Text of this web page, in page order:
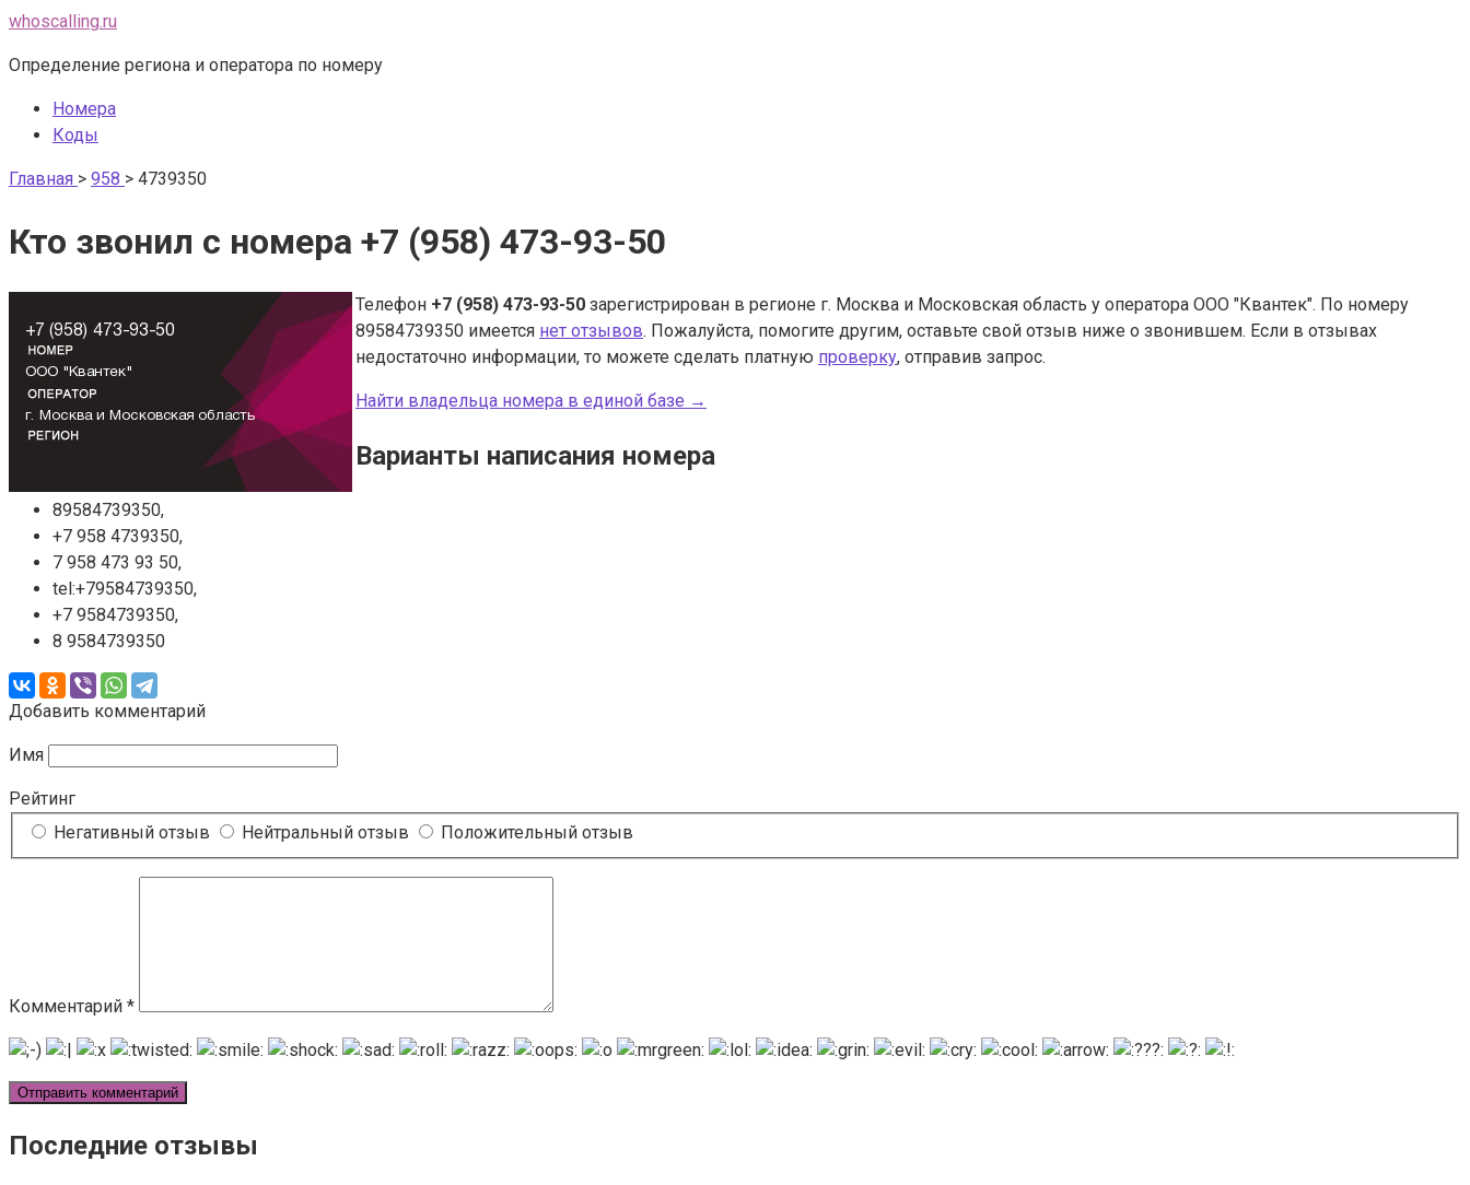
Перейти
контенту
whoscalling.ru
Определение региона и оператора по номеру
Номера
Коды
Главная > 958 > 4739350
Кто звонил с номера +7 (958) 473-93-50
Телефон +7 (958) 473-93-50 зарегистрирован в регионе г. Москва и Московская область у оператора ООО "Квантек". По номеру
89584739350 имеется нет отзывов. Пожалуйста, помогите другим, оставьте свой отзыв ниже о звонившем. Если в отзывах
недостаточно информации, то можете сделать платную проверку, отправив запрос.
Найти владельца номера в единой базе →
Варианты написания номера
89584739350,
+7 958 4739350,
7 958 473 93 50,
tel:+79584739350,
+7 9584739350,
8 9584739350
Добавить комментарий
Имя
Рейтинг
Негативный отзыв
Нейтральный отзыв Положительный отзыв
Комментарий *
Последние отзывы